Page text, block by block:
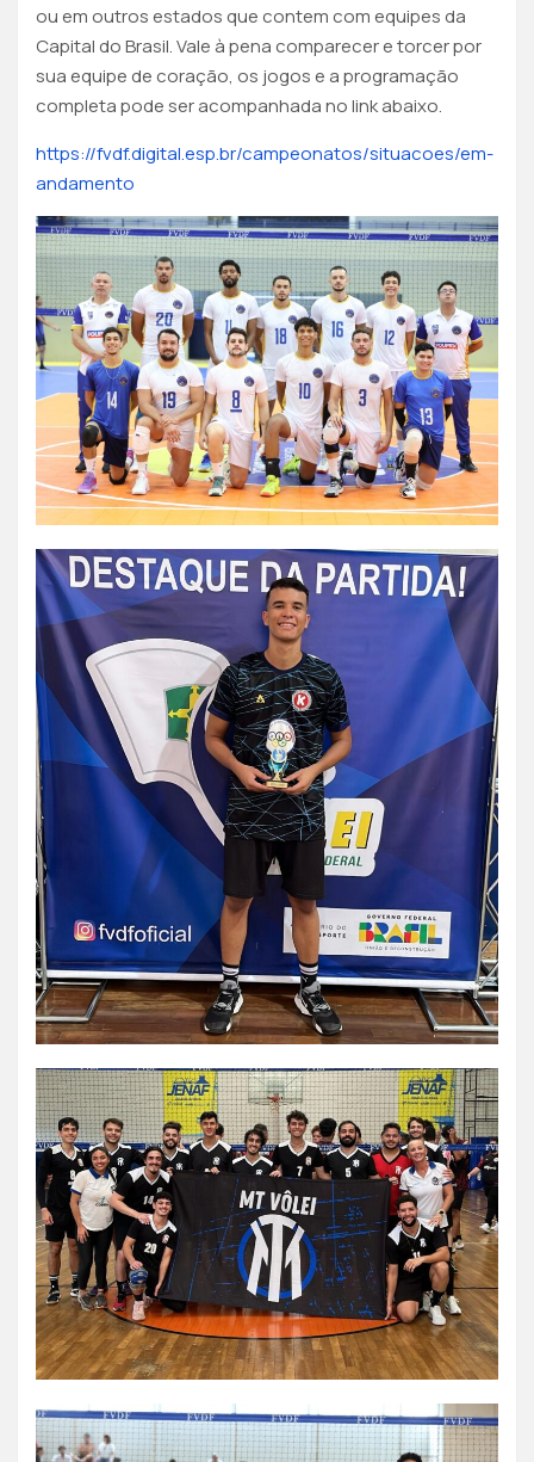
ou em outros estados que contem com equipes da
Capital do Brasil. Vale à pena comparecer e torcer por
sua equipe de coração, os jogos e a programação
completa pode ser acompanhada no link abaixo.
https://fvdf.digital.esp.br/campeonatos/situacoes/em-
andamento